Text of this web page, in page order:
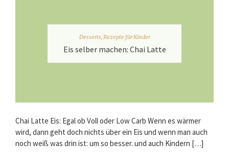
Desserts Rezepte für Kinder
Eis selber machen: Chai Latte
Chai Latte Eis: Egal ob Voll oder Low Carb Wenn es wärmer
wird, dann geht doch nichts über ein Eis und wenn man auch
noch weiß was drin ist: um so besser. und auch Kindern […]